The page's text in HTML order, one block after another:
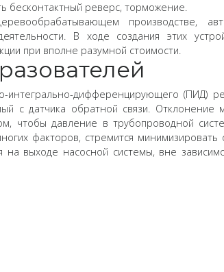
бесконтактный реверс, торможение.
производстве,
В ходе создания этих
при вполне разумной стоимости.
интегрально-дифференцирующего (ПИД)
с датчика обратной связи.
чтобы давление в трубопроводной
факторов, стремится
выходе насосной системы, вне